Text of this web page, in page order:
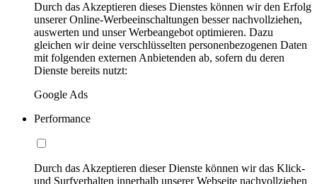
Durch das Akzeptieren dieses Dienstes können wir den Erfolg
unserer Online-Werbeeinschaltungen besser nachvollziehen,
auswerten und unser Werbeangebot optimieren. Dazu
gleichen wir deine verschlüsselten personenbezogenen Daten
mit folgenden externen Anbietenden ab, sofern du deren
Dienste bereits nutzt:
Google Ads
Performance
Durch das Akzeptieren dieser Dienste können wir das Klick-
und Surfverhalten innerhalb unserer Webseite nachvollziehen